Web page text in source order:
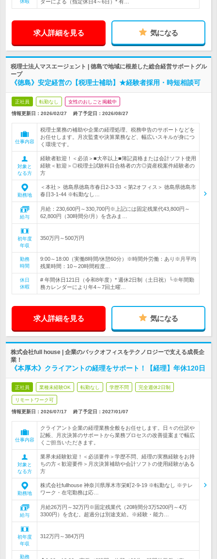
休暇
ダーによる（指定休日4～6日）* 有…
求人詳細を見る 気になる
税理士法人マスエージェント | 徳島で地域に根差した総合経営サポートグル
ープ
《徳島》安定経営の【税理士補助】★経験者採用・時短相談可
正社員 転勤なし 女性のおしごと掲載中
情報更新日：2026/02/27 終了予定日： 2026/08/27
仕事内容
税理士業務の補助や企業の経理処理、税務申告のサポートなどを
お任せします。月次監査や決算業務など、幅広いスキルが身につ
く環境です。
対象と
なる方
経験者歓迎！＜必須＞■大卒以上■簿記資格または会計ソフト使用
経験＜歓迎＞◎税理士試験科目合格者の方◎資産税案件経験者の
方
勤務地
＜本社＞ 徳島県徳島市春日2-3-33 ＜第2オフィス＞ 徳島県徳島市
春日3-1-44 ※転勤なし…
給与
月給：230,600円～330,700円※上記には固定残業代43,800円～
62,800円（30時間分/月）を含みま…
初年度
年収
350万円～500万円
勤務
時間
9:00～18:00（実働8時間/休憩60分）※時間外労働：あり※月平均
残業時間：10～20時間程度…
休日
休暇
# 年間休日121日（令和8年度）* 週休2日制（土日祝）└※年間勤
務カレンダーにより年4～7回土曜…
求人詳細を見る 気になる
株式会社full house | 企業のバックオフィスをテクノロジーで支える成長企
業！
《本厚木》クライアントの経理をサポート！【経理】年休120日
正社員 業種未経験OK 転勤なし 学歴不問 完全週休2日制
リモートワーク可
情報更新日：2026/07/17 終了予定日： 2027/01/07
仕事内容
クライアント企業の経理業務全般をお任せします。日々の仕訳や
記帳、月次決算のサポートから業務プロセスの改善提案まで幅広
くご担当いただきます。
対象と
なる方
業界未経験歓迎！＜必須要件＞学歴不問、経理の実務経験をお持
ちの方＜歓迎要件＞月次決算補助や会計ソフトの使用経験がある
方
勤務地
株式会社fullhouse 神奈川県厚木市栄町2-9-19 ※転勤なし ※テレ
ワーク・在宅勤務は応…
給与
月給26万円～32万円※固定残業代（20時間分3万5200円～4万
3300円）を含む。超過分は別途支給。※経験・能力…
初年度
年収
312万円～384万円
勤務